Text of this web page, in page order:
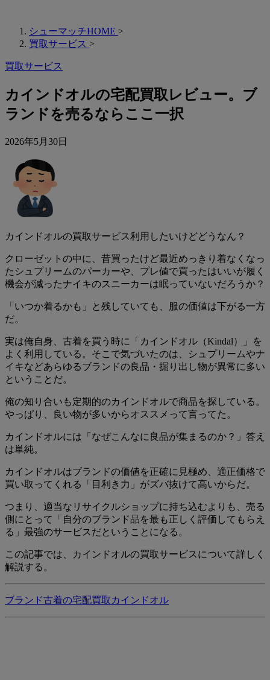
シューマッチHOME >
買取サービス >
買取サービス
カインドオルの宅配買取レビュー。ブ
ランドを売るならここ一択
2026年5月30日
カインドオルの買取サービス利用したいけどどうなん？
クローゼットの中に、昔買ったけど最近めっきり着なくなっ
たシュプリームのパーカーや、プレ値で買ったはいいが履く
機会が減ったナイキのスニーカーは眠っていないだろうか？
「いつか着るかも」と残していても、服の価値は下がる一方
だ。
実は俺自身、古着を買う時に「カインドオル（Kindal）」を
よく利用している。そこで気づいたのは、シュプリームやナ
イキなどあらゆるブランドの良品・掘り出し物が異常に多い
ということだ。
俺の知り合いも定期的のカインドオルで商品を探している。
やっぱり、良い物が多いからオススメって言ってた。
カインドオルには「なぜこんなに良品が集まるのか？」答え
は単純。
カインドオルはブランドの価値を正確に見極め、適正価格で
買い取ってくれる「目利き力」がズバ抜けて高いからだ。
つまり、適当なリサイクルショップに持ち込むよりも、売る
側にとって「自分のブランド品を最も正しく評価してもらえ
る」最強のサービスだということになる。
この記事では、カインドオルの買取サービスについて詳しく
解説する。
ブランド古着の宅配買取カインドオル